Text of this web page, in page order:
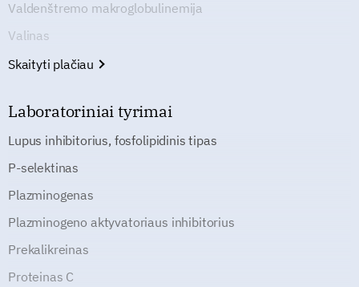
Valdenštremo makroglobulinemija
Valinas
Skaityti plačiau
Laboratoriniai tyrimai
Lupus inhibitorius, fosfolipidinis tipas
P-selektinas
Plazminogenas
Plazminogeno aktyvatoriaus inhibitorius
Prekalikreinas
Proteinas C